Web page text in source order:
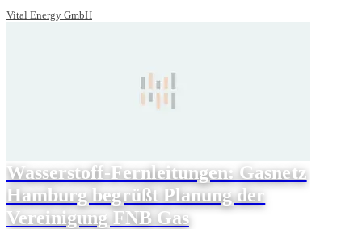
Vital Energy GmbH
Wasserstoff-Fernleitungen: Gasnetz
Hamburg begrüßt Planung der
Vereinigung FNB Gas